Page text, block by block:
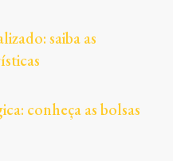
saiba as
conheça as bolsas